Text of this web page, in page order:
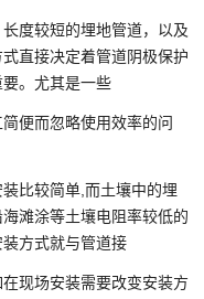
度较短的埋地管道，以及
直接决定着管道阴极保护
。尤其是一些
便而忽略使用效率的问
比较简单,而土壤中的埋
海滩涂等土壤电阻率较低的
方式就与管道接
现场安装需要改变安装方